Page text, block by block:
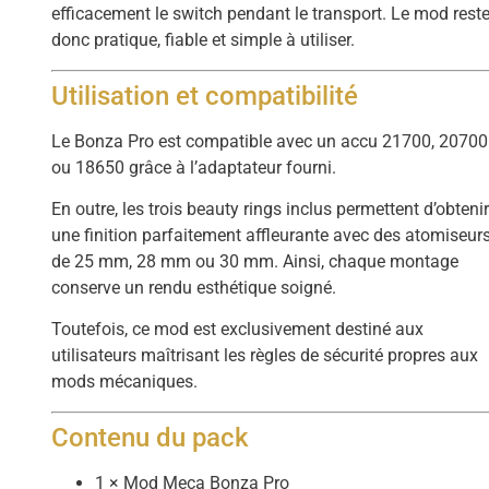
efficacement le switch pendant le transport. Le mod
donc pratique, fiable et simple à utiliser.
Utilisation et compatibilité
Le Bonza Pro est compatible avec un accu 21700, 20700
ou 18650 grâce à l’adaptateur fourni.
En outre, les trois beauty rings inclus permettent d’obtenir
une finition parfaitement affleurante avec des
de 25 mm, 28 mm ou 30 mm. Ainsi, chaque montage
conserve un rendu esthétique soigné.
Toutefois, ce mod est exclusivement destiné aux
utilisateurs maîtrisant les règles de sécurité propres aux
mods mécaniques.
Contenu du pack
1 × Mod Meca Bonza Pro